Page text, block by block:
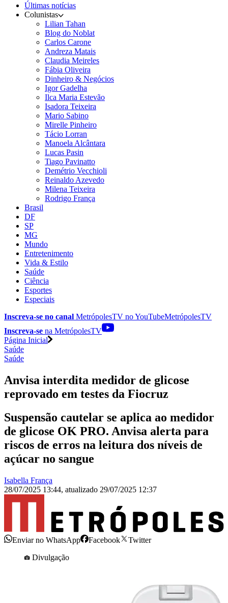
Últimas notícias
Colunistas
Lilian Tahan
Blog do Noblat
Carlos Carone
Andreza Matais
Claudia Meireles
Fábia Oliveira
Dinheiro & Negócios
Igor Gadelha
Ilca Maria Estevão
Isadora Teixeira
Mario Sabino
Mirelle Pinheiro
Tácio Lorran
Manoela Alcântara
Lucas Pasin
Tiago Pavinatto
Demétrio Vecchioli
Reinaldo Azevedo
Milena Teixeira
Rodrigo França
Brasil
DF
SP
MG
Mundo
Entretenimento
Vida & Estilo
Saúde
Ciência
Esportes
Especiais
Inscreva-se no canal MetrópolesTV noYouTubeMetrópolesTV
Inscreva-se na MetrópolesTV
Página Inicial
Saúde
Saúde
Anvisa interdita medidor de glicose
reprovado em testes da Fiocruz
Suspensão cautelar se aplica ao medidor
de glicose OK PRO. Anvisa alerta para
riscos de erros na leitura dos níveis de
açúcar no sangue
Isabella França
28/07/2025 13:44, atualizado 29/07/2025 12:37
Enviar no WhatsApp Facebook
Twitter
Divulgação